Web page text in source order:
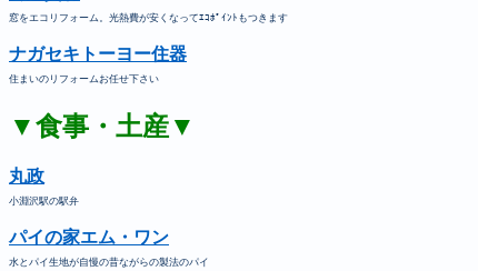
窓をエコリフォーム。光熱費が安くなってｴｺﾎﾟｲﾝﾄもつきます
ナガセキトーヨー住器
住まいのリフォームお任せ下さい
▼食事・土産▼
丸政
小淵沢駅の駅弁
パイの家エム・ワン
水とパイ生地が自慢の昔ながらの製法のパイ